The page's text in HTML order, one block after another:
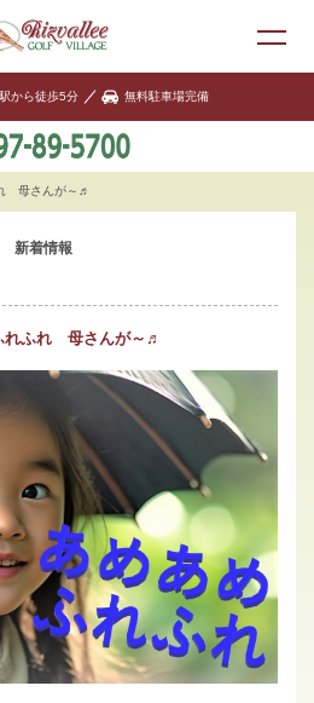
から徒歩5分 無料駐車場完備
母さんが～♬
新着情報
れふれ 母さんが～♬